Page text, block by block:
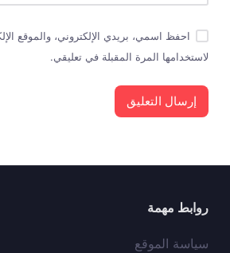
احفظ اسمي، بريدي الإلكتروني، والموقع
لاستخدامها المرة المقبلة في تعليقي.
إرسال التعليق
روابط مهمة
سياسة الموقع